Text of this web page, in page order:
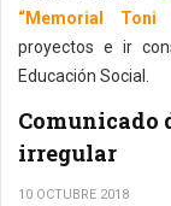
“Memorial Toni
proyectos e ir
Educación Social.
Comunicado
irregular
10 OCTUBRE 2018